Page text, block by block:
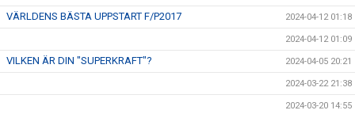
VÄRLDENS BÄSTA UPPSTART F/P2017 2024-04-12 01:18
2024-04-12 01:09
VILKEN ÄR DIN "SUPERKRAFT"? 2024-04-05 20:21
2024-03-22 21:38
2024-03-20 14:55